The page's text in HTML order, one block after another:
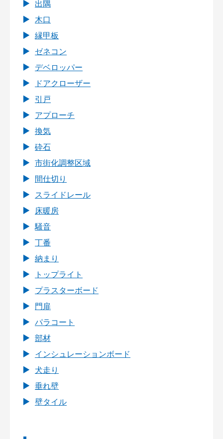
出隅
木口
縁甲板
ゼネコン
デベロッパー
ドアクローザー
引戸
アプローチ
換気
砕石
市街化調整区域
間仕切り
スライドレール
床暖房
騒音
丁番
納まり
トップライト
プラスターボード
門扉
パラコート
部材
インシュレーションボード
犬走り
垂れ壁
壁タイル